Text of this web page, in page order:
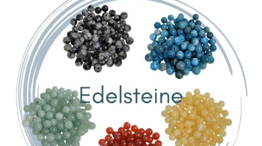
Wirkung
und
Bedeutung
der
Edelsteine